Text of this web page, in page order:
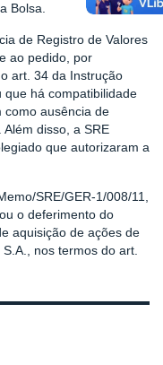
Bolsa.
de Registro de Valores
ao pedido, por
art. 34 da Instrução
que há compatibilidade
como ausência de
disso, a SRE
que autorizaram a
SRE/GER-1/008/11,
o deferimento do
aquisição de ações de
nos termos do art.